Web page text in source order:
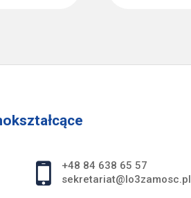
+48 84 638 65 57
sekretariat@lo3zamosc.pl